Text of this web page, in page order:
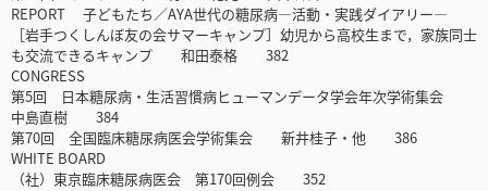
REPORT 子どもたち／AYA世代の糖尿病―活動・実践ダイアリー―
［岩手つくしんぼ友の会サマーキャンプ］幼児から高校生まで，家族同士
も交流できるキャンプ 和田泰格 382
CONGRESS
第5回 日本糖尿病・生活習慣病ヒューマンデータ学会年次学術集会
中島直樹 384
第70回 全国臨床糖尿病医会学術集会 新井桂子・他 386
WHITE BOARD
（社）東京臨床糖尿病医会 第170回例会 352